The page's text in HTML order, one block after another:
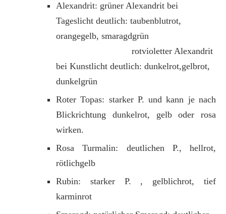
Alexandrit: grüner Alexandrit bei
Tageslicht deutlich: taubenblutrot,
orangegelb, smaragdgrün
rotvioletter Alexandrit
bei Kunstlicht deutlich: dunkelrot,gelbrot,
dunkelgrün
Roter Topas: starker P. und kann je nach
Blickrichtung dunkelrot, gelb oder rosa
wirken.
Rosa Turmalin: deutlichen P., hellrot,
rötlichgelb
Rubin: starker P. , gelblichrot, tief
karminrot